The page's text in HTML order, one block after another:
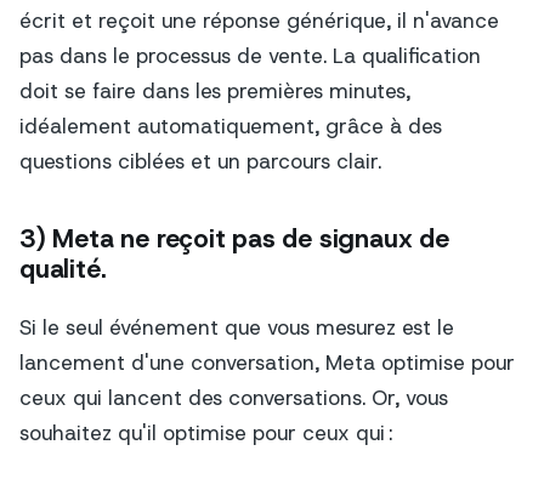
écrit et reçoit une réponse générique, il n'avance
pas dans le processus de vente. La qualification
doit se faire dans les premières minutes,
idéalement automatiquement, grâce à des
questions ciblées et un parcours clair.
3) Meta ne reçoit pas de signaux de
qualité.
Si le seul événement que vous mesurez est le
lancement d'une conversation, Meta optimise pour
ceux qui lancent des conversations. Or, vous
souhaitez qu'il optimise pour ceux qui :